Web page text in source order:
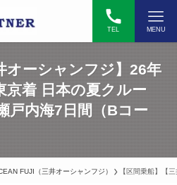
TEL MENU
オーシャンフジ】26年
京着 日本の夏クルー
戸内海7日間（Bコー
FUJI（三井オーシャンフジ） 【区間乗船】【